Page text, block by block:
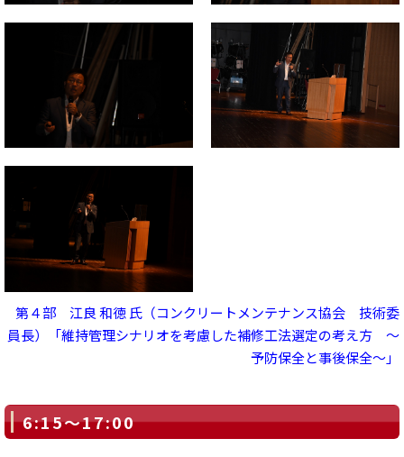
第４部 江良 和徳 氏（コンクリートメンテナンス協会 技術委
員長）「維持管理シナリオを考慮した補修工法選定の考え方 ～
予防保全と事後保全～」
6:15～17:00